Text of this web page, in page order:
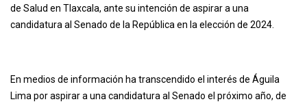
de Salud en Tlaxcala, ante su intención de aspirar a una
candidatura al Senado de la República en la elección de 2024.
En medios de información ha transcendido el interés de Águila
Lima por aspirar a una candidatura al Senado el próximo año, de